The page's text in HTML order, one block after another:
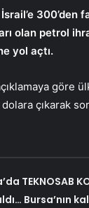
İsrail’e
olan petrol
yol açtı.
göre
çıkarak
TEKNOSAB
Bursa’nın